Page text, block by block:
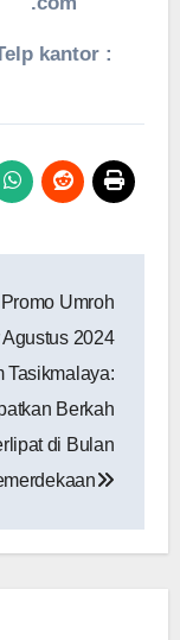
kantor :
Umroh
Agustus 2024
Tasikmalaya:
Berkah
di Bulan